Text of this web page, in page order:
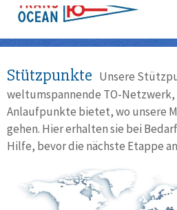
Stützpunkte Unsere
weltumspannende TO-Netzwerk,
Anlaufpunkte bietet, wo unsere
gehen. Hier erhalten sie bei
Hilfe, bevor die nächste Etappe